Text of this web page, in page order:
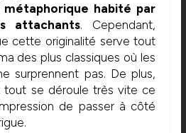
habité par
attachants. Cependant,
cette originalité serve tout
des plus classiques où les
surprennent pas. De plus,
se déroule très vite ce
de passer à côté